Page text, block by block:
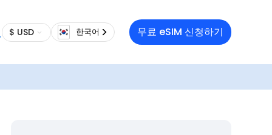
$ USD 한국어 무료 eSIM 신청하기